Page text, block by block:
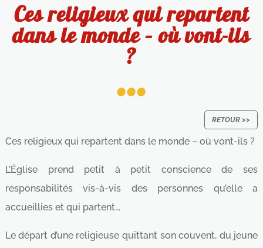
Ces religieux qui repartent
dans le monde – où vont-ils
?
...
RETOUR >>
Ces religieux qui repartent dans le monde – où vont-ils ?
L’Église prend petit à petit conscience de ses
responsabilités vis-à-vis des personnes qu’elle a
accueillies et qui partent...
Le départ d’une religieuse quittant son couvent, du jeune